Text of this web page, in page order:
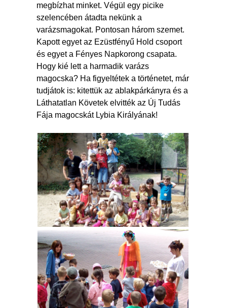
megbízhat minket. Végül egy picike
szelencében átadta nekünk a
varázsmagokat. Pontosan három szemet.
Kapott egyet az Ezüstfényű Hold csoport
és egyet a Fényes Napkorong csapata.
Hogy kié lett a harmadik varázs
magocska? Ha figyeltétek a történetet, már
tudjátok is: kitettük az ablakpárkányra és a
Láthatatlan Követek elvitték az Új Tudás
Fája magocskát Lybia Királyának!